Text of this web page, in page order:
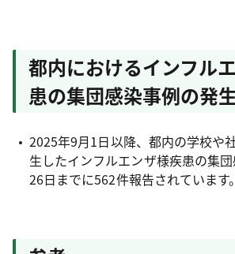
都内におけるインフル
患の集団感染事例の発
2025年9月1日以降、都内の学校や
生したインフルエンザ様疾患の集
26日までに562件報告されています。